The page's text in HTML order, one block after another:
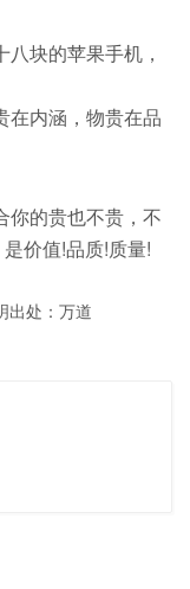
块的苹果手机，
在内涵，物贵在品
你的贵也不贵，不
价值!品质!质量!
处： 万道